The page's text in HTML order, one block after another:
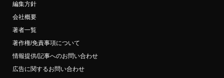
編集方針
会社概要
著者一覧
著作権/免責事項について
情報提供/記事へのお問い合わせ
広告に関するお問い合わせ